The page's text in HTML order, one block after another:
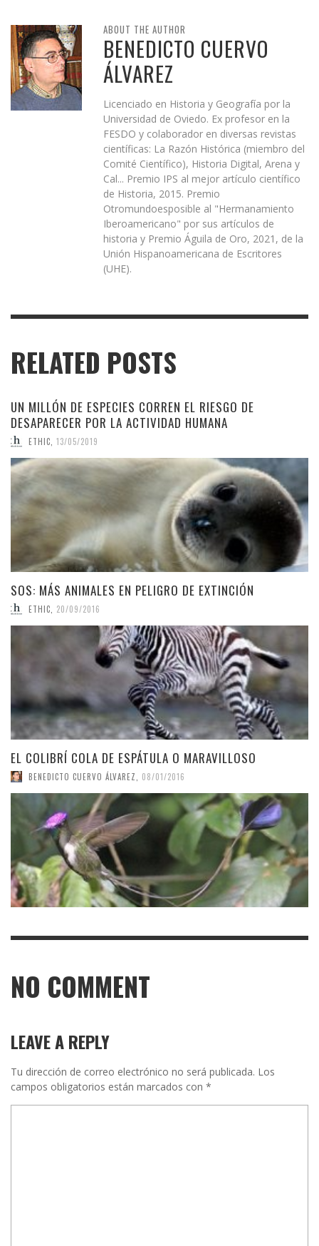
ABOUT THE AUTHOR
BENEDICTO CUERVO
ÁLVAREZ
Licenciado en Historia y Geografía por la
Universidad de Oviedo. Ex profesor en la
FESDO y colaborador en diversas revistas
científicas: La Razón Histórica (miembro del
Comité Científico), Historia Digital, Arena y
Cal... Premio IPS al mejor artículo científico
de Historia, 2015. Premio
Otromundoesposible al "Hermanamiento
Iberoamericano" por sus artículos de
historia y Premio Águila de Oro, 2021, de la
Unión Hispanoamericana de Escritores
(UHE).
RELATED POSTS
UN MILLÓN DE ESPECIES CORREN EL RIESGO DE
DESAPARECER POR LA ACTIVIDAD HUMANA
ETHIC 13/05/2019
SOS: MÁS ANIMALES EN PELIGRO DE EXTINCIÓN
ETHIC 20/09/2016
EL COLIBRÍ COLA DE ESPÁTULA O MARAVILLOSO
BENEDICTO CUERVO ÁLVAREZ 08/01/2016
NO COMMENT
LEAVE A REPLY
Tu dirección de correo electrónico no será publicada. Los
campos obligatorios están marcados con *